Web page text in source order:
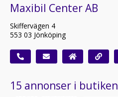
Maxibil Center AB
Skiffervägen 4
553 03 Jönköping
15 annonser i butiken